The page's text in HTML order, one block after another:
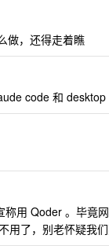
做，还得走着瞧
code 和 desktop
用 Qoder 。毕竟
了，别老怀疑我们